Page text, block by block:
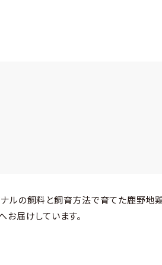
ルの飼料と飼育方法で育てた鹿野地
届けしています。